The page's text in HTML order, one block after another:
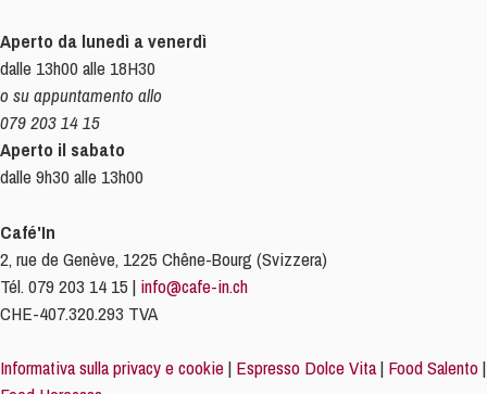
Aperto da lunedì a venerdì
dalle 13h00 alle 18H30
o su appuntamento allo
079 203 14 15
Aperto il sabato
dalle 9h30 alle 13h00
Café'In
2, rue de Genève, 1225 Chêne-Bourg (Svizzera)
Tél. 079 203 14 15 | info@cafe-in.ch
CHE-407.320.293 TVA
Informativa sulla privacy e cookie| Espresso Dolce Vita| Food Salento|